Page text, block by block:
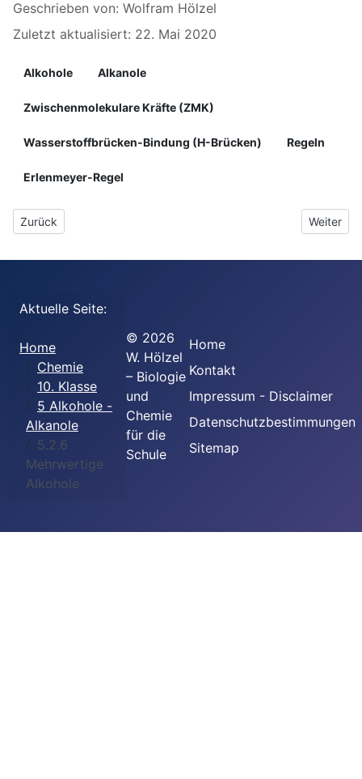
Geschrieben von: Wolfram Hölzel
Zuletzt aktualisiert: 22. Mai 2020
Alkohole Alkanole
Zwischenmolekulare Kräfte (ZMK)
Wasserstoffbrücken-Bindung (H-Brücken) Regeln
Erlenmeyer-Regel
Vorheriger Beitrag: 5.2.4 Primäre, sekundäre und tertiäre
Zurück Nächster
Weiter
Aktuelle Seite:
Home
Chemie
10. Klasse
5 Alkohole -
Alkanole
5.2.6
Mehrwertige
Alkohole
© 2026
W. Hölzel
– Biologie
und
Chemie
für die
Schule
Home
Kontakt
Impressum - Disclaimer
Datenschutzbestimmungen
Sitemap